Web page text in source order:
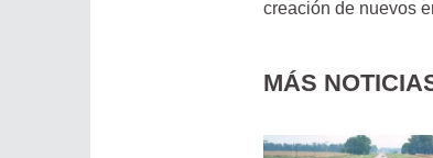
creación de nuevos
MÁS